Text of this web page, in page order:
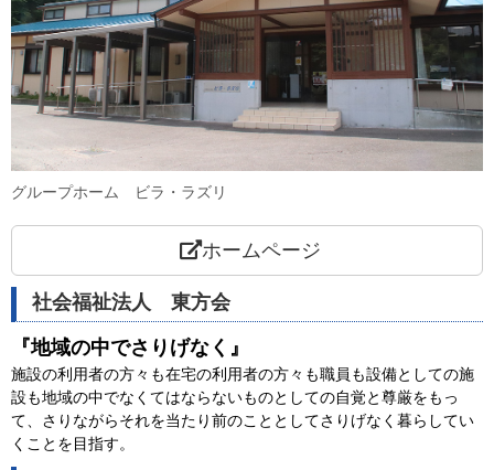
グループホーム ビラ・ラズリ
ホームページ
社会福祉法人 東方会
『地域の中でさりげなく』
施設の利用者の方々も在宅の利用者の方々も職員も設備としての施
設も地域の中でなくてはならないものとしての自覚と尊厳をもっ
て、 さりながらそれを当たり前のこととしてさりげなく暮らしてい
くことを目指す。